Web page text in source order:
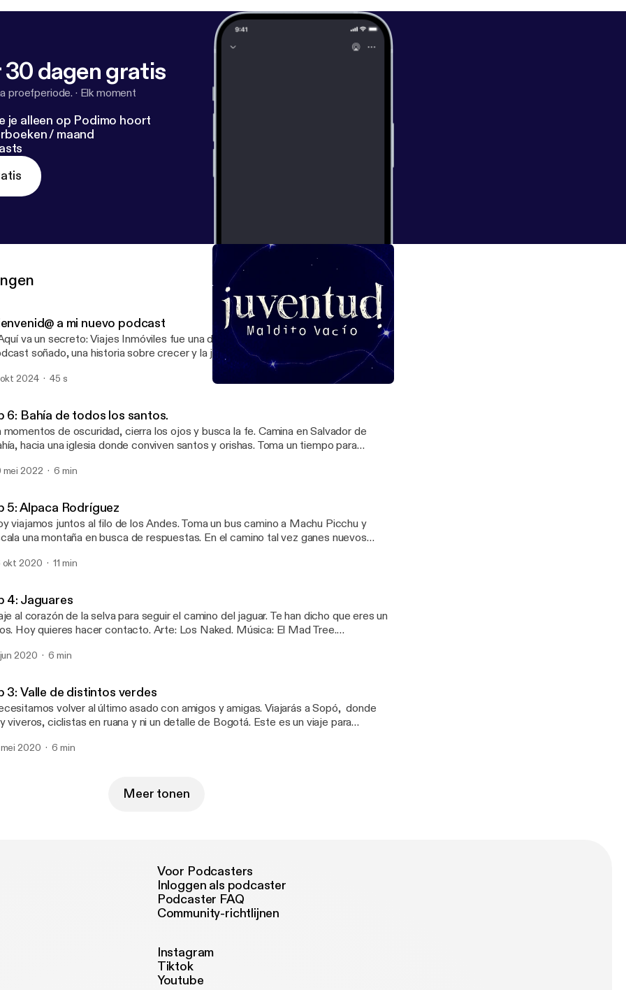
30 dagen gratis
proefperiode. · Elk moment
je alleen op Podimo hoort
/ maand
a mi nuevo podcast
va un secreto: Viajes Inmóviles fue una de mis prácticas para escribir un
soñado, una historia sobre crecer y la juventud como ese momento de la
donde atraviesas un vacío. Bienvenid@ a mi serie más importante hasta la fecha,
Maldito Vacío. Ven a hacer parte de este viaje. Suscríbete a Juventud
open.spotify.com/show/6hLPiKSZFtaigMvddsCSxR?
okt 2024 45 s
6: Bahía de todos los santos.
momentos de oscuridad, cierra los ojos y busca la fe. Camina en Salvador de
hacia una iglesia donde conviven santos y orishas. Toma un tiempo para
mei 2022 6 min
5: Alpaca Rodríguez
viajamos juntos al filo de los Andes. Toma un bus camino a Machu Picchu y
una montaña en busca de respuestas. En el camino tal vez ganes nuevos
Tree. Ayúdanos a recomendar este podcast en redes sociales con
okt 2020 11 min
4: Jaguares
al corazón de la selva para seguir el camino del jaguar. Te han dicho que eres un
Hoy quieres hacer contacto. Arte: Los Naked. Música: El Mad Tree.
twitter.com/WWFColombia [https://twitter.com/WWFColombia] Más
twitter.com/cealdes?lang=en]
2020 6 min
3: Valle de distintos verdes
volver al último asado con amigos y amigas. Viajarás a Sopó, donde
viveros, ciclistas en ruana y ni un detalle de Bogotá. Este es un viaje para
2020 6 min
Meer tonen
Voor Podcasters
Inloggen als podcaster
Podcaster FAQ
Community-richtlijnen
Instagram
Tiktok
Youtube